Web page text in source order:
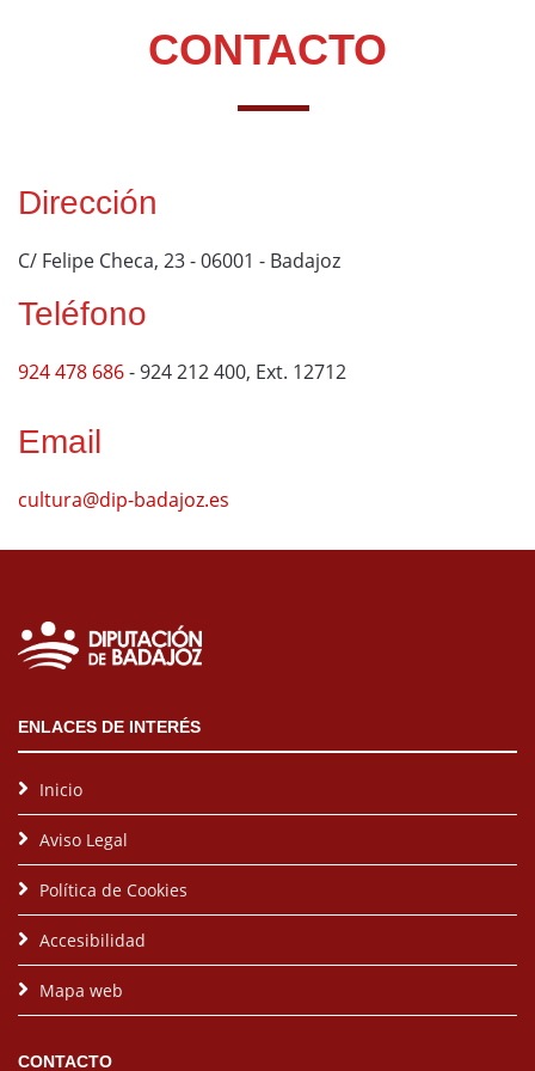
CONTACTO
Dirección
C/ Felipe Checa, 23 - 06001 - Badajoz
Teléfono
924 478 686- 924 212 400, Ext. 12712
Email
cultura@dip-badajoz.es
ENLACES DE INTERÉS
Inicio
Aviso Legal
Política de Cookies
Accesibilidad
Mapa web
CONTACTO